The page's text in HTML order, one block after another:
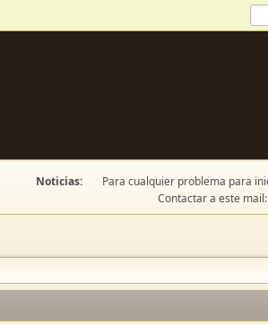
Noticias:
Para cualquier problema para
Contactar a este mail: